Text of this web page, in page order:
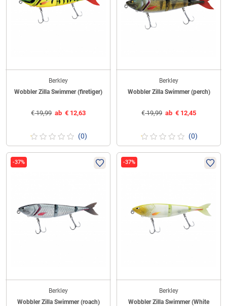
Berkley
Wobbler Zilla Swimmer (firetiger)
€19,99 ab € 12,63
(0)
Berkley
Wobbler Zilla Swimmer (perch)
€19,99 ab € 12,45
(0)
-37%
Berkley
Wobbler Zilla Swimmer (roach)
-37%
Berkley
Wobbler Zilla Swimmer (White